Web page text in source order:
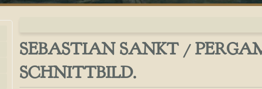
SEBASTIAN SANKT /
SCHNITTBILD.